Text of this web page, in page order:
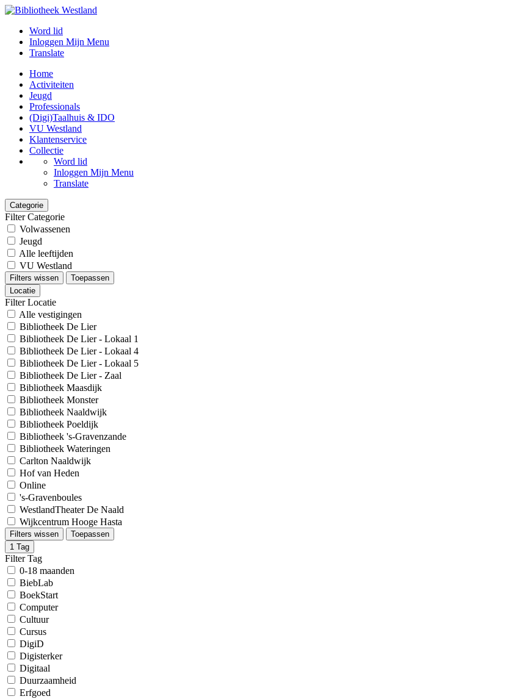
Word lid
Inloggen Mijn Menu
Translate
Home
Activiteiten
Jeugd
Professionals
(Digi)Taalhuis & IDO
VU Westland
Klantenservice
Collectie
Word lid
Inloggen Mijn Menu
Translate
Categorie
Filter Categorie
Volwassenen
Jeugd
Alle leeftijden
VU Westland
Filters wissen
Toepassen
Locatie
Filter Locatie
Alle vestigingen
Bibliotheek De Lier
Bibliotheek De Lier - Lokaal 1
Bibliotheek De Lier - Lokaal 4
Bibliotheek De Lier - Lokaal 5
Bibliotheek De Lier - Zaal
Bibliotheek Maasdijk
Bibliotheek Monster
Bibliotheek Naaldwijk
Bibliotheek Poeldijk
Bibliotheek 's-Gravenzande
Bibliotheek Wateringen
Carlton Naaldwijk
Hof van Heden
Online
's-Gravenboules
WestlandTheater De Naald
Wijkcentrum Hooge Hasta
Filters wissen
Toepassen
1 Tag
Filter Tag
0-18 maanden
BiebLab
BoekStart
Computer
Cultuur
Cursus
DigiD
Digisterker
Digitaal
Duurzaamheid
Erfgoed